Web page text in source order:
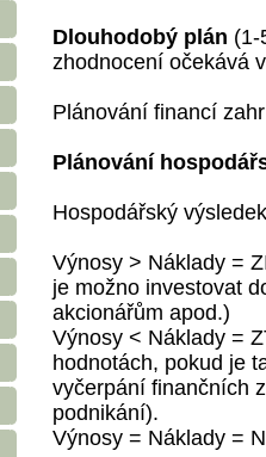
Dlouhodobý plán (1-
zhodnocení očekává
Plánování financí
Plánování
Hospodářský
Výnosy > Náklady =
je možno investovat
akcionářům apod.)
Výnosy < Náklady =
hodnotách, pokud je
vyčerpání finančních
podnikání).
Výnosy = Náklady =